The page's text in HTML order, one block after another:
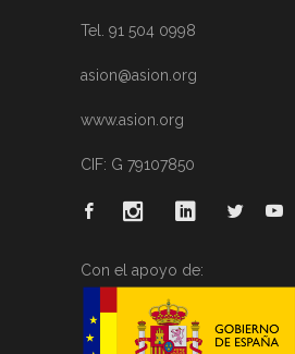
Tel. 91 504 0998
asion@asion.org
www.asion.org
CIF: G 79107850
Con el apoyo de: